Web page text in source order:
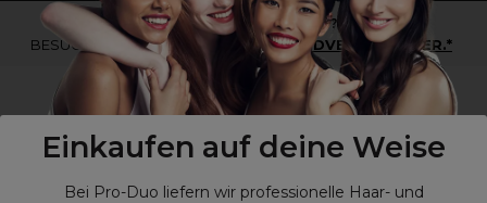
Einkaufen auf deine Weise
Bei Pro-Duo liefern wir professionelle Haar- und
*Du bist kein Profikunde?
BESUCHE
UNSERE WEBSEITE FÜR ENDVERBRAUCHER.*